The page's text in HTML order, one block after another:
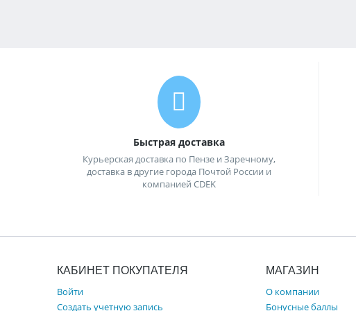
Быстрая доставка
Курьерская доставка по Пензе и Заречному,
доставка в другие города Почтой России и
компанией CDEK
КАБИНЕТ ПОКУПАТЕЛЯ
Войти
Создать учетную запись
МАГАЗИН
О компании
Бонусные баллы